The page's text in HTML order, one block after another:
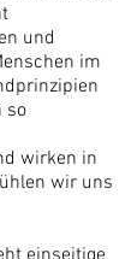
und
im
so
wirken in
wir uns